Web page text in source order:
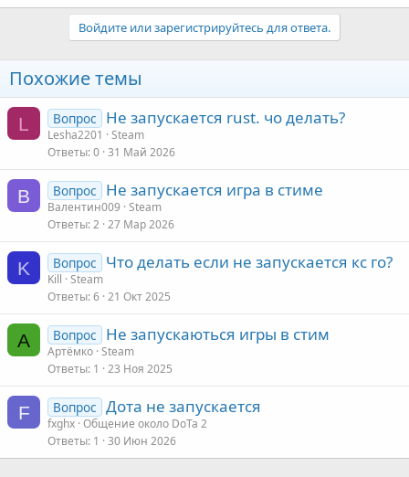
Войдите или зарегистрируйтесь для ответа.
Похожие темы
L Вопрос Не запускается rust. чо делать?
Lesha2201
Steam
Ответы 0 31 Май 2026
В Вопрос Не запускается игра в стиме
Валентин009 Steam
Ответы 2 27 Мар 2026
K Вопрос Что делать если не запускается кс го?
Kill Steam
Ответы 6 21 Окт 2025
А Вопрос Не запускаються игры в стим
Артёмко Steam
Ответы 1 23 Ноя 2025
F Вопрос Дота не запускается
fxghx Общение около DoTa 2
Ответы 1 30 Июн 2026